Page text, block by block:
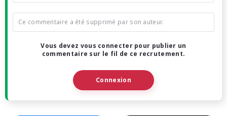
Ce commentaire a été supprimé par son auteur.
Vous devez vous connecter pour publier un
commentaire sur le fil de ce recrutement.
Connexion